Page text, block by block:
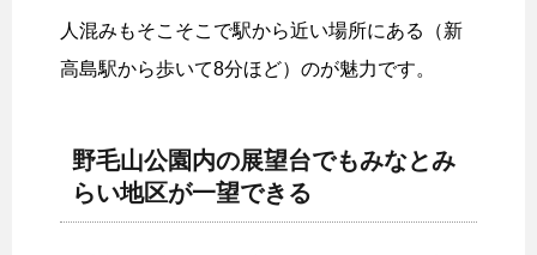
人混みもそこそこで駅から近い場所にある（新
高島駅から歩いて8分ほど）のが魅力です。
野毛山公園内の展望台でもみなとみ
らい地区が一望できる